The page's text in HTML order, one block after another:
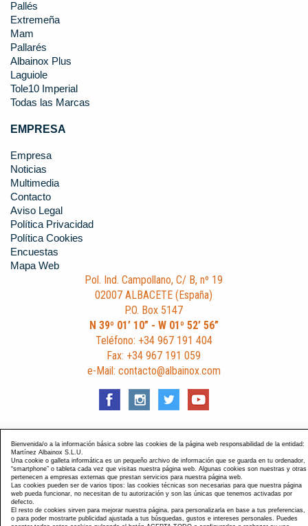
Pallés
Extremeña
Mam
Pallarés
Albainox Plus
Laguiole
Tole10 Imperial
Todas las Marcas
EMPRESA
Empresa
Noticias
Multimedia
Contacto
Aviso Legal
Política Privacidad
Política Cookies
Encuestas
Mapa Web
Pol. Ind. Campollano, C/ B, nº 19
02007 ALBACETE (España)
P.O. Box 5147
N 39º 01’ 10” - W 01º 52’ 56”
Teléfono: +34 967 191 404
Fax: +34 967 191 059
e-Mail: contacto@albainox.com
Diseño y Desarrollo web Im3diA comunicación. Esta página
está optimizada para navegadores Chrome, Internet Explorer
9 y Firefox 4.0.
Bienvenida/o a la información básica sobre las cookies de la página web responsabilidad de la entidad:
Martínez Albainox S.L.U.
Una cookie o galleta informática es un pequeño archivo de información que se guarda en tu ordenador,
“smartphone” o tableta cada vez que visitas nuestra página web. Algunas cookies son nuestras y otras
pertenecen a empresas externas que prestan servicios para nuestra página web.
Las cookies pueden ser de varios tipos: las cookies técnicas son necesarias para que nuestra página
web pueda funcionar, no necesitan de tu autorización y son las únicas que tenemos activadas por
defecto.
El resto de cookies sirven para mejorar nuestra página, para personalizarla en base a tus preferencias,
o para poder mostrarte publicidad ajustada a tus búsquedas, gustos e intereses personales. Puedes